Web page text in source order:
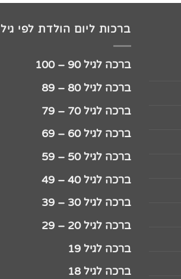
ברכות ליום הולדת לפי גיל
ברכה לגיל 90 – 100
ברכה לגיל 80 – 89
ברכה לגיל 70 – 79
ברכה לגיל 60 – 69
ברכה לגיל 50 – 59
ברכה לגיל 40 – 49
ברכה לגיל 30 – 39
ברכה לגיל 20 – 29
ברכה לגיל 19
ברכה לגיל 18